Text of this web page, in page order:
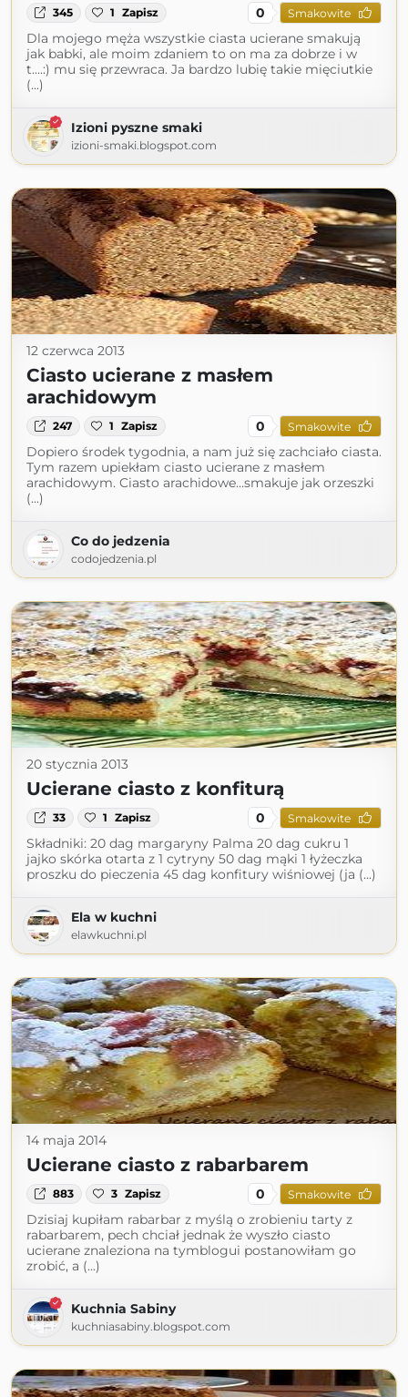
345 1 Zapisz 0 Smakowite
Dla mojego męża wszystkie ciasta ucierane smakują
jak babki, ale moim zdaniem to on ma za dobrze i w
t....:) mu się przewraca. Ja bardzo lubię takie mięciutkie
(...)
Izioni pyszne smaki
izioni-smaki.blogspot.com
12 czerwca 2013
Ciasto ucierane z masłem
arachidowym
247 1 Zapisz 0 Smakowite
Dopiero środek tygodnia, a nam już się zachciało ciasta.
Tym razem upiekłam ciasto ucierane z masłem
arachidowym. Ciasto arachidowe…smakuje jak orzeszki
(...)
Co do jedzenia
codojedzenia.pl
20 stycznia 2013
Ucierane ciasto z konfiturą
33 1 Zapisz 0 Smakowite
Składniki: 20 dag margaryny Palma 20 dag cukru 1
jajko skórka otarta z 1 cytryny 50 dag mąki 1 łyżeczka
proszku do pieczenia 45 dag konfitury wiśniowej (ja (...)
Ela w kuchni
elawkuchni.pl
14 maja 2014
Ucierane ciasto z rabarbarem
883 3 Zapisz 0 Smakowite
Dzisiaj kupiłam rabarbar z myślą o zrobieniu tarty z
rabarbarem, pech chciał jednak że wyszło ciasto
ucierane znaleziona na tymblogui postanowiłam go
zrobić, a (...)
Kuchnia Sabiny
kuchniasabiny.blogspot.com